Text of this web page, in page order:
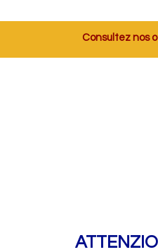
Consultez nos